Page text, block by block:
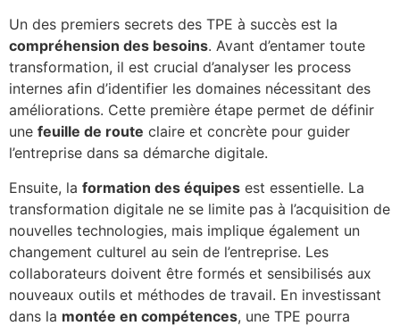
Un des premiers secrets des TPE à succès est la
compréhension des besoins. Avant d’entamer toute
transformation, il est crucial d’analyser les process
internes afin d’identifier les domaines nécessitant des
améliorations. Cette première étape permet de définir
une feuille de route claire et concrète pour guider
l’entreprise dans sa démarche digitale.
Ensuite, la formation des équipes est essentielle. La
transformation digitale ne se limite pas à l’acquisition de
nouvelles technologies, mais implique également un
changement culturel au sein de l’entreprise. Les
collaborateurs doivent être formés et sensibilisés aux
nouveaux outils et méthodes de travail. En investissant
dans la montée en compétences, une TPE pourra